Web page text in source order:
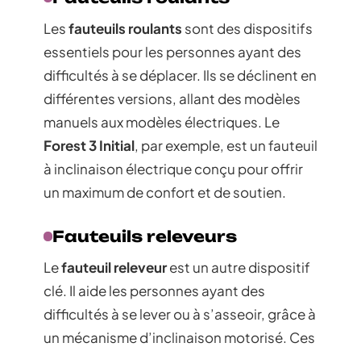
Lesfauteuils roulants sont des dispositifs
essentiels pour les personnes ayant des
difficultés à se déplacer. Ils se déclinent en
différentes versions, allant des modèles
manuels aux modèles électriques. Le
Forest 3 Initial, par exemple, est un fauteuil
à inclinaison électrique conçu pour offrir
un maximum de confort et de soutien.
Fauteuils releveurs
Lefauteuil releveurest un autre dispositif
clé. Il aide les personnes ayant des
difficultés à se lever ou à s’asseoir, grâce à
un mécanisme d’inclinaison motorisé. Ces